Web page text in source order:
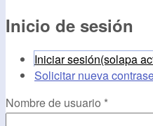
Inicio de sesión
Iniciar sesión(solapa
Solicitar nueva
Nombre de usuario *